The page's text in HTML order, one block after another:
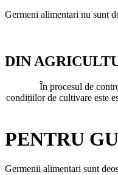
Germeni alimentari nu sunt
DIN
În procesul de
condițiilor de cultivare este
PENTRU
Germenii alimentari sunt